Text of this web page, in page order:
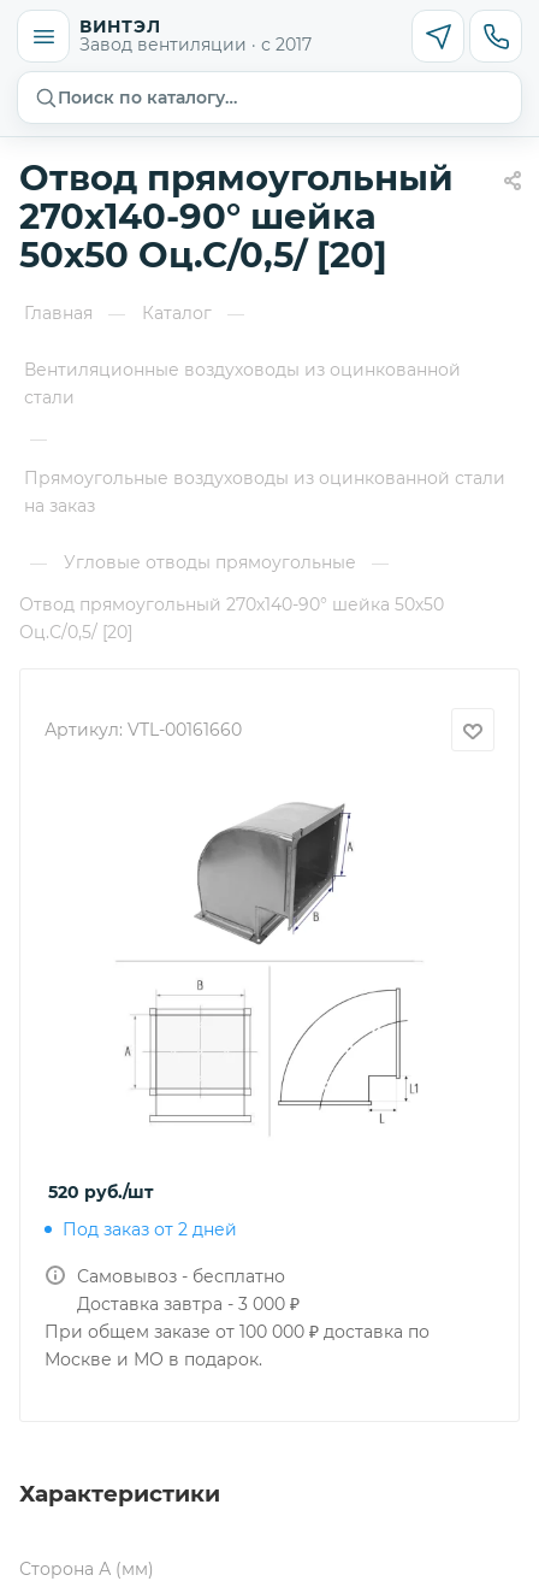
ВИНТЭЛ
Завод вентиляции · с 2017
Поиск по каталогу…
Отвод прямоугольный
270х140-90° шейка
50х50 Оц.С/0,5/ [20]
Главная — Каталог —
Вентиляционные воздуховоды из оцинкованной
стали
—
Прямоугольные воздуховоды из оцинкованной стали
на заказ
— Угловые отводы прямоугольные
—
Отвод прямоугольный 270х140-90° шейка 50х50
Оц.С/0,5/ [20]
Артикул: VTL-00161660
520 руб./шт
Под заказ от 2 дней
Самовывоз - бесплатно
Доставка завтра - 3 000 ₽
При общем заказе от 100 000 ₽ доставка по
Москве и МО в подарок.
Характеристики
Сторона А (мм)